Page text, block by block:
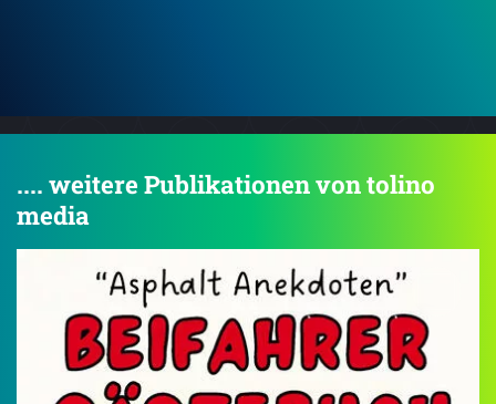
.... weitere Publikationen von tolino
media